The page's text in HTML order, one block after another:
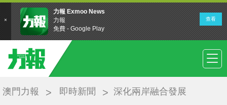
澳門力報 即時新聞 深化兩岸融合發展